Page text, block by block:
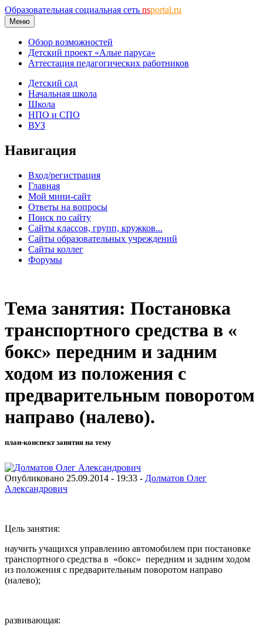
Образовательная социальная сеть nsportal.ru
Меню
Обзор возможностей
Детский проект «Алые паруса»
Аттестация педагогических работников
Детский сад
Начальная школа
Школа
НПО и СПО
ВУЗ
Навигация
Вход/регистрация
Главная
Мой мини-сайт
Ответы на вопросы
Поиск по сайту
Сайты классов, групп, кружков...
Сайты образовательных учреждений
Сайты коллег
Форумы
Тема занятия: Постановка
транспортного средства в «
бокс» передним и задним
ходом из положения с
предварительным поворотом
направо (налево).
план-конспект занятия на тему
Опубликовано 25.09.2014 - 19:33 - Долматов Олег
Александрович
Цель занятия:
научить учащихся управлению автомобилем при постановке
транспортного средства в «бокс» передним и задним ходом
из положения с предварительным поворотом направо
(налево);
развивающая: